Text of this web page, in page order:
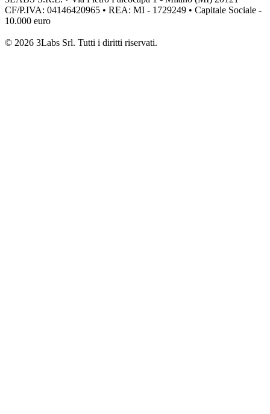
CF/P.IVA: 04146420965 • REA: MI - 1729249 • Capitale Sociale -
10.000 euro
© 2026 3Labs Srl. Tutti i diritti riservati.